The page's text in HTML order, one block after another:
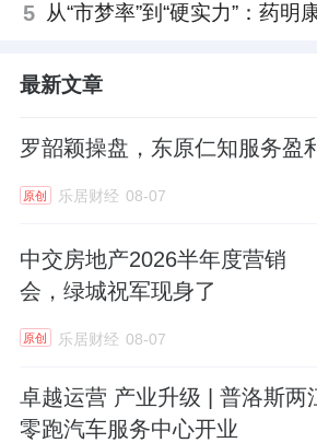
5
最新文章
罗韶颖操盘，东原仁知服务盈
原创 乐居财经 08-07
中交房地产2026半年度营销
会，绿城祝军现身了
原创 乐居财经 08-07
卓越运营 产业升级 | 普洛斯两
零跑汽车服务中心开业